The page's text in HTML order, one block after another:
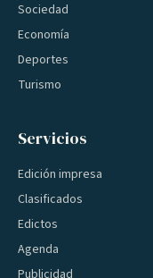
Sociedad
Economía
Deportes
Turismo
Servicios
Edición impresa
Clasificados
Edictos
Agenda
Publicidad